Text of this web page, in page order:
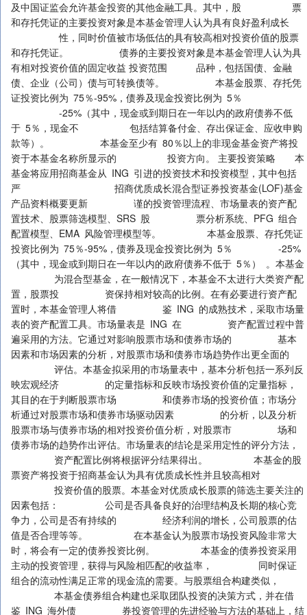
及中国证监会允许基金投资的其他金融工具。其中，股 票
和存托凭证的主要投资对象是本基金管理人认为具有良好盈利成长
性，同时价值被市场低估的具有较高相对投资价值的股票
和存托凭证。 债券的主要投资对象是本基金管理人认为具
有相对投资价值的固定收益 投资范围 品种，包括国债、金融
债、企业（公司）债与可转换债等。 本基金股票、存托凭
证投资比例为 75％-95%，债券及现金投资比例为 5％
-25%（其中，现金或到期日在一年以内的政府债券不低
于 5％，现金不 包括结算备付金、存出保证金、应收申购
款等）。 本基金至少有 80％以上的非现金基金资产将投
资于本基金名称所显示的 投资方向。 主要投资策略 本
基金将应用招商基金从 ING 引进的投资技术和投资模型，其中包括
严 招商优质成长混合型证券投资基金(LOF)基金
产品资料概要更新 谨的投资管理流程、市场量表的资产配
置技术、股票筛选模型、SRS 股 票分析系统、PFG 组合
配置模型、EMA 风险管理模型等。 本基金股票、存托凭证
投资比例为 75％-95%，债券及现金投资比例为 5％ -25%
（其中，现金或到期日在一年以内的政府债券不低于 5％） 。本基金
为混合型基金，在一般情况下，本基金不太进行大类资产配
置，股票投 资保持相对较高的比例。在有必要进行资产配
置时，本基金管理人将借 鉴 ING 的成熟技术，采取市场量
表的资产配置工具。市场量表是 ING 在 资产配置过程中普
遍采用的方法。它通过对影响股票市场和债券市场的 基本
因素和市场因素的分析，对股票市场和债券市场趋势作出更全面的
评估。本基金拟采用的市场量表中，基本分析包括一系列反
映宏观经济 的定量指标和反映市场投资价值的定量指标，
其目的在于判断股票市场 和债券市场的投资价值；市场分
析通过对股票市场和债券市场驱动因素 的分析，以及分析
股票市场与债券市场的相对投资价值分析，对股票市 场和
债券市场的趋势作出评估。市场量表的结论是采用定性的评分方法，
资产配置比例将根据评分结果得出。 本基金的股
票资产将投资于招商基金认为具有优质成长性并且较高相对
投资价值的股票。本基金对优质成长股票的筛选主要关注的
因素包括： 公司是否具备良好的治理结构及长期的核心竞
争力，公司是否有持续的 经济利润的增长，公司股票的估
值是否合理等等。 在本基金认为股票市场投资风险非常大
时，将会有一定的债券投资比例。 本基金的债券投资采用
主动的投资管理，获得与风险相匹配的收益率， 同时保证
组合的流动性满足正常的现金流的需要。与股票组合构建类似，
本基金债券组合构建也采取团队投资的决策方式，并在借
鉴 ING 海外债 券投资管理的先进经验与方法的基础上，结